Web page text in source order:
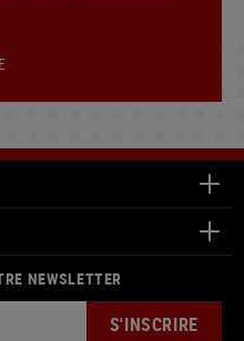
NEWSLETTER
S'INSCRIRE